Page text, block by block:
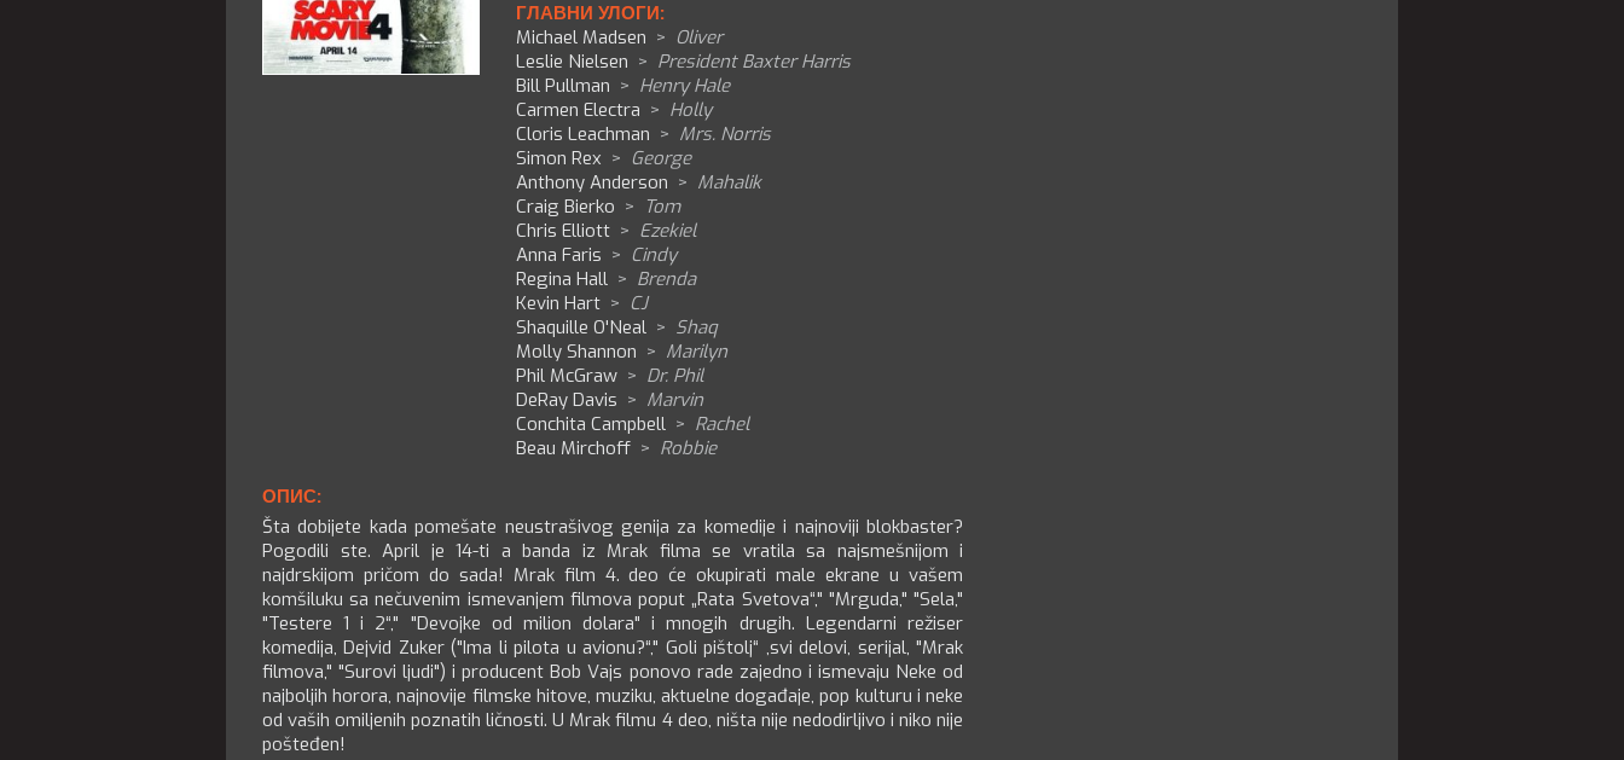
ГЛАВНИ УЛОГИ:
Michael Madsen > Oliver
Leslie Nielsen > President Baxter Harris
Bill Pullman > Henry Hale
Carmen Electra > Holly
Cloris Leachman > Mrs. Norris
Simon Rex > George
Anthony Anderson > Mahalik
Craig Bierko > Tom
Chris Elliott > Ezekiel
Anna Faris > Cindy
Regina Hall > Brenda
Kevin Hart > CJ
Shaquille O'Neal > Shaq
Molly Shannon > Marilyn
Phil McGraw > Dr. Phil
DeRay Davis > Marvin
Conchita Campbell > Rachel
Beau Mirchoff > Robbie
ОПИС:
Šta dobijete kada pomešate neustrašivog genija za komedije i najnoviji blokbaster?
Pogodili ste. April je 14-ti a banda iz Mrak filma se vratila sa najsmešnijom i
najdrskijom pričom do sada! Mrak film 4. deo će okupirati male ekrane u vašem
komšiluku sa nečuvenim ismevanjem filmova poput „Rata Svetova“," "Mrguda," "Sela,"
"Testere 1 i 2“," "Devojke od milion dolara" i mnogih drugih. Legendarni režiser
komedija, Dejvid Zuker ("Ima li pilota u avionu?“," Goli pištolj“ ,svi delovi, serijal, "Mrak
filmova," "Surovi ljudi") i producent Bob Vajs ponovo rade zajedno i ismevaju Neke od
najboljih horora, najnovije filmske hitove, muziku, aktuelne događaje, pop kulturu i neke
od vaših omiljenih poznatih ličnosti. U Mrak filmu 4 deo, ništa nije nedodirljivo i niko nije
pošteđen!